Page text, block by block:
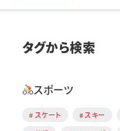
タグから検索
スポーツ
スケート スキー